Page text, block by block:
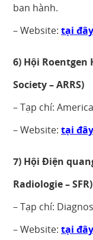
ban hành.
– Website:tại đây
6) Hội Roentgen
Society – ARRS)
– Tạp chí:
– Website:tại đây
7) Hội Điện
Radiologie – SFR)
– Tạp chí:
– Website:tại đây